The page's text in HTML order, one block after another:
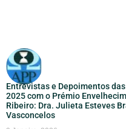
Entrevistas e Depoimentos
2025 com o Prémio
Ribeiro: Dra. Julieta Esteves
Vasconcelos